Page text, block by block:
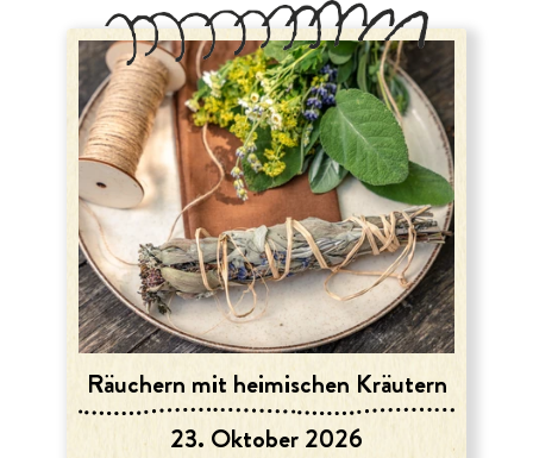
Räuchern mit heimischen Kräutern
23. Oktober 2026